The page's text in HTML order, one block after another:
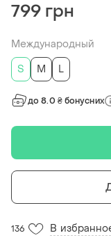
799 грн
Международный
S
M L
до 8.0 ₴ бонусних
136 В